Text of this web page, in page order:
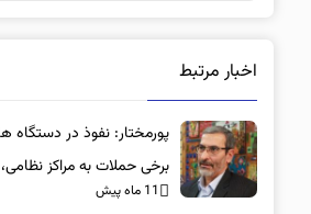
اخبار مرتبط
پورمختار: نفوذ در دستگاه
برخی حملات به مراکز
بوده‌اند
11 ماه پیش